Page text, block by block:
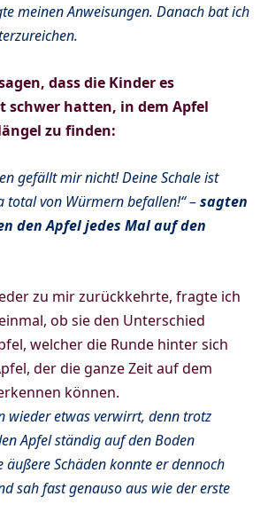
meinen Anweisungen. Danach bat ich
dass die Kinder es
schwer hatten, in dem Apfel
zu finden:
gefällt mir nicht! Deine Schale ist
total von Würmern befallen!“ – sagten
den Apfel jedes Mal auf den
zu mir zurückkehrte, fragte ich
ob sie den Unterschied
welcher die Runde hinter sich
der die ganze Zeit auf dem
können.
wieder etwas verwirrt, denn trotz
Apfel ständig auf den Boden
äußere Schäden konnte er dennoch
sah fast genauso aus wie der erste